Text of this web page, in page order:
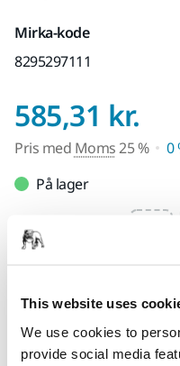
This website uses
We use cookies to
provide social media
Mirka-kode
8295297111
585,31 kr.
Pris med Moms25 %
0
På lager
Find en forhandler